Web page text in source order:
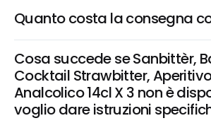
Quanto costa la consegna
Cosa succede se Sanbittèr,
Cocktail Strawbitter,
Analcolico 14cl X 3 non è
voglio dare istruzioni